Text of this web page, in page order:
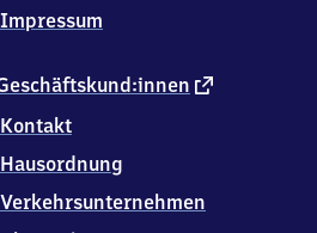
externer
Kontakt
Hausordnung
Verkehrsunternehmen
Impressum